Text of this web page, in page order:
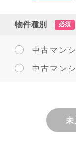
物件種別 必須
中古マン
中古マン
未